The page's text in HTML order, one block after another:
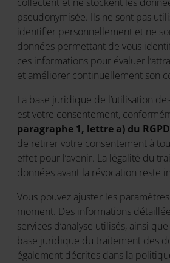
pseudonymisée. Ils ne sont pas
identifier personnellement et ne
données permettant de vous
ces informations pour évaluer
et améliorer continuellement son
La base juridique de l’utilisation
est votre consentement,
paragraphe 1, lettre a) du RGPD
de retirer votre consentement à
effet pour l’avenir. La légalité du
données avant la révocation reste
Vous pouvez ajuster les
moment. Des informations
services d’analyse utilisés, ainsi
base juridique du traitement des
également décrites dans la